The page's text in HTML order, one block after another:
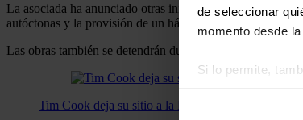
de seleccionar
momento desde
Si lo permite,
La asociada ha anunciado otras iniciativas
autóctonas y la provisión de un hábitat protegido con una
Las obras también se detendrán durante la época de cría
Tim Cook deja su sitio a la Madre Naturaleza en